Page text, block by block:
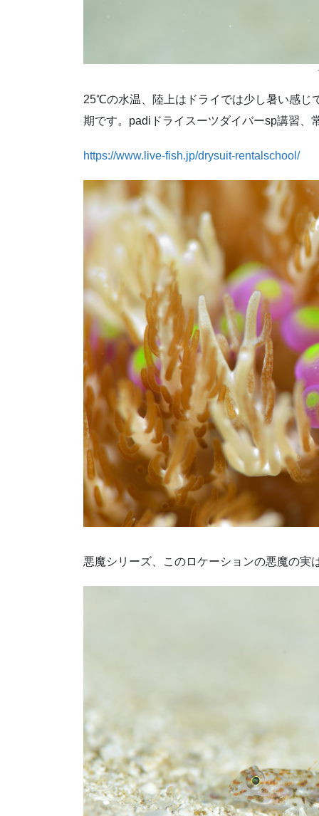
25℃の水温、陸上はドライでは少し暑い感じ
期です。padiドライスーツダイバーsp講習、
https://www.live-fish.jp/drysuit-rentalschool/
悪魔シリーズ、このロケーションの悪魔の実